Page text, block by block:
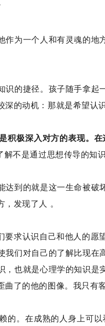
作为一个人和有灵魂的
识的捷径。孩子随手拿
的动机：那就是希望认
积极深入对方的表现。
解不是通过思想传导的
达到的就是这一生命被
发现了人 。
要求认识自己和他人的愿
我们对自己的了解比现
，也就是心理学的知识
了的他的图像。我只有
的。在成熟的人身上可以